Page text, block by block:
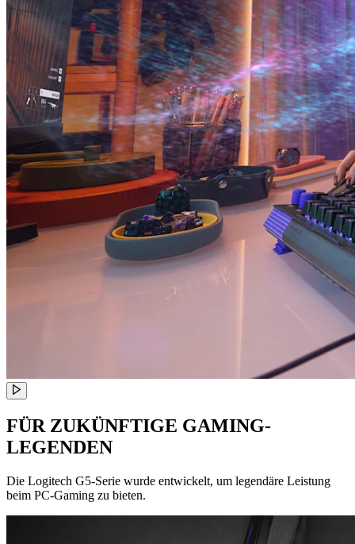
FÜR ZUKÜNFTIGE GAMING-
LEGENDEN
Die Logitech G5-Serie wurde entwickelt, um legendäre Leistung
beim PC-Gaming zu bieten.